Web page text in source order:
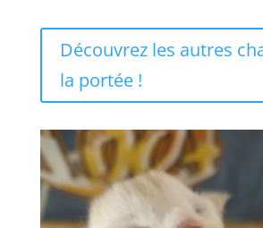
Découvrez les autres
la portée !